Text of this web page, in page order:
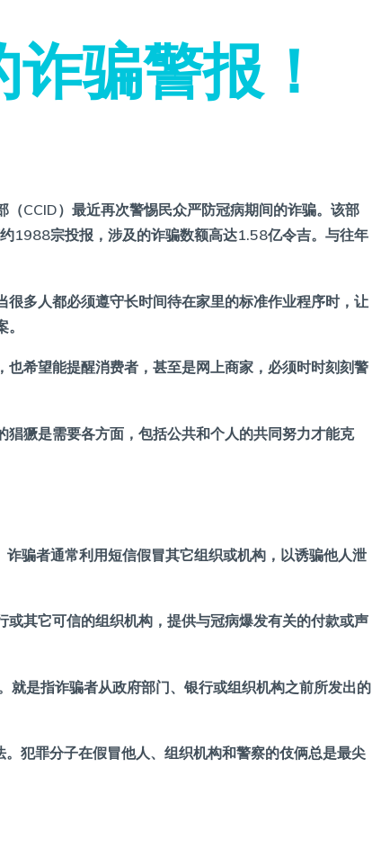
骗警报！
CCID）最近再次警惕民众严防冠病期间的诈骗。该部
1988宗投报，涉及的诈骗数额高达1.58亿令吉。与往年
多人都必须遵守长时间待在家里的标准作业程序时，让
希望能提醒消费者，甚至是网上商家，必须时时刻刻警
獗是需要各方面，包括公共和个人的共同努力才能克
骗者通常利用短信假冒其它组织或机构，以诱骗他人泄
其它可信的组织机构，提供与冠病爆发有关的付款或声
就是指诈骗者从政府部门、银行或组织机构之前所发出的
犯罪分子在假冒他人、组织机构和警察的伎俩总是最尖